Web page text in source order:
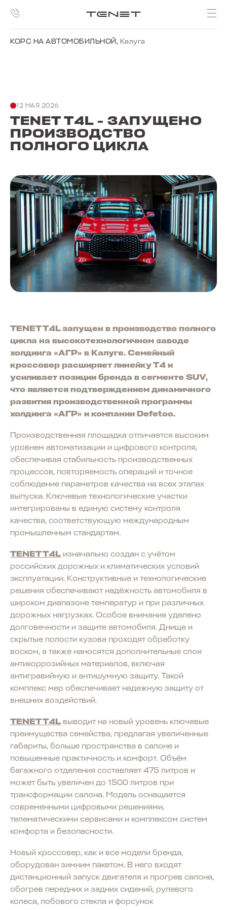
{meta name="yandex-verification"
content="7979789151060c6e" /}
КОРС НА АВТОМОБИЛЬНОЙ, Калуга
12 МАЯ 2026
TENET T4L - ЗАПУЩЕНО
ПРОИЗВОДСТВО
ПОЛНОГО ЦИКЛА
TENET T4L запущен в производство полного
цикла на высокотехнологичном заводе
холдинга «АГР» в Калуге. Семейный
кроссовер расширяет линейку T4 и
усиливает позиции бренда в сегменте SUV,
что является подтверждением динамичного
развития производственной программы
холдинга «АГР» и компании Defetoo.
Производственная площадка отличается высоким
уровнем автоматизации и цифрового контроля,
обеспечивая стабильность производственных
процессов, повторяемость операций и точное
соблюдение параметров качества на всех этапах
выпуска. Ключевые технологические участки
интегрированы в единую систему контроля
качества, соответствующую международным
промышленным стандартам.
TENET T4L изначально создан с учётом
российских дорожных и климатических условий
эксплуатации. Конструктивные и технологические
решения обеспечивают надёжность автомобиля в
широком диапазоне температур и при различных
дорожных нагрузках. Особое внимание уделено
долговечности и защите автомобиля. Днище и
скрытые полости кузова проходят обработку
воском, а также наносятся дополнительные слои
антикоррозийных материалов, включая
антигравийную и антишумную защиту. Такой
комплекс мер обеспечивает надежную защиту от
внешних воздействий.
TENET T4L выводит на новый уровень ключевые
преимущества семейства, предлагая увеличенные
габариты, больше пространства в салоне и
повышенные практичность и комфорт. Объём
багажного отделения составляет 475 литров и
может быть увеличен до 1500 литров при
трансформации салона. Модель оснащается
современными цифровыми решениями,
телематическими сервисами и комплексом систем
комфорта и безопасности.
Новый кроссовер, как и все модели бренда,
оборудован зимним пакетом. В него входят
дистанционный запуск двигателя и прогрев салона,
обогрев передних и задних сидений, рулевого
колеса, лобового стекла и форсунок